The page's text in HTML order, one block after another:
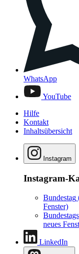
WhatsApp
YouTube
Hilfe
Kontakt
Inhaltsübersicht
Instagram
Instagram-
Bundestag
Fenster)
neues
LinkedIn